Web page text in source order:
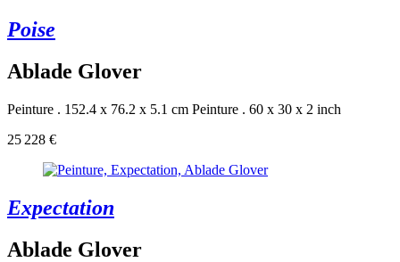
Poise
Ablade Glover
Peinture . 152.4 x 76.2 x 5.1 cm Peinture . 60 x 30 x 2 inch
25 228 €
Expectation
Ablade Glover